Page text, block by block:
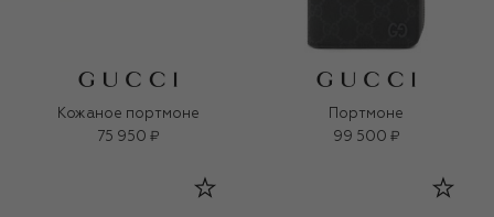
Кожаное портмоне
75 950 ₽
Портмоне
99 500 ₽